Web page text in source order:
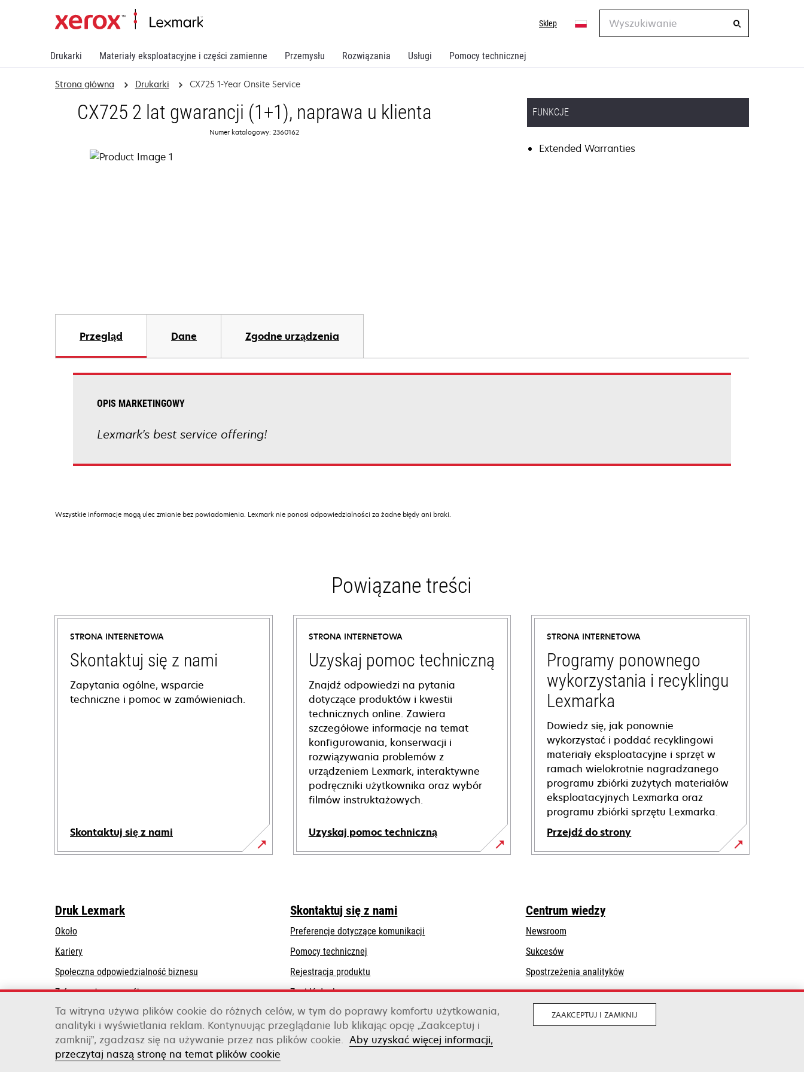
Drukarki Materiały eksploatacyjne i części zamienne Przemysłu Rozwiązania Usługi Pomocy technicznej
Sklep
Wyszukiwanie
Strona główna Drukarki CX725 1-Year Onsite Service
CX725 2 lat gwarancji (1+1), naprawa u klienta
Numer katalogowy: 2360162
FUNKCJE
Extended Warranties
Przegląd Dane Zgodne urządzenia
OPIS MARKETINGOWY
Lexmark's best service offering!
Wszystkie informacje mogą ulec zmianie bez powiadomienia. Lexmark nie ponosi odpowiedzialności za żadne błędy ani braki.
Powiązane treści
STRONA INTERNETOWA
Skontaktuj się z nami
Zapytania ogólne, wsparcie
techniczne i pomoc w zamówieniach.
Skontaktuj się z nami
STRONA INTERNETOWA
Uzyskaj pomoc techniczną
Znajdź odpowiedzi na pytania
dotyczące produktów i kwestii
technicznych online. Zawiera
szczegółowe informacje na temat
konfigurowania, konserwacji i
rozwiązywania problemów z
urządzeniem Lexmark, interaktywne
podręczniki użytkownika oraz wybór
filmów instruktażowych.
Uzyskaj pomoc techniczną
opens
tab
STRONA INTERNETOWA
Programy ponownego
wykorzystania i recyklingu
Lexmarka
Dowiedz się, jak ponownie
wykorzystać i poddać recyklingowi
materiały eksploatacyjne i sprzęt w
ramach wielokrotnie nagradzanego
programu zbiórki zużytych materiałów
eksploatacyjnych Lexmarka oraz
programu zbiórki sprzętu Lexmarka.
Przejdź do strony
Druk Lexmark
Około
Kariery
Społeczna odpowiedzialność biznesu
new
tab
Zrównoważony rozwój
Lexmark Partners
Skontaktuj się z nami
Preferencje dotyczące komunikacji
Pomocy technicznej
a
new
tab
Rejestracja produktu
Znajdź dealera
Lista hurtowni
Centrum wiedzy
Newsroom
Sukcesów
Spostrzeżenia analityków
Lexmark International, Inc., firma należąca do Xerox
©2026 Wszelkie prawa zastrzeżone.
Ta witryna używa plików cookie do różnych celów, w tym do poprawy komfortu użytkowania,
analityki i wyświetlania reklam. Kontynuując przeglądanie lub klikając opcję „Zaakceptuj i
zamknij”, zgadzasz się na używanie przez nas plików cookie. Aby uzyskać więcej informacji,
przeczytaj naszą stronę na temat plików cookie
ZAAKCEPTUJ I ZAMKNIJ